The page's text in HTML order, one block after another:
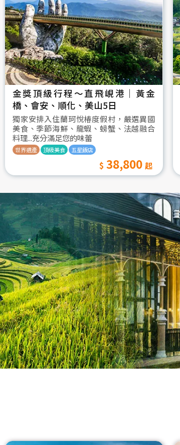
金獎頂級行程～直飛峴港｜黃金
橋、會安、順化、美山5日
獨家安排入住蘭珂悅椿度假村，嚴選異國
美食、季節海鮮、龍蝦、螃蟹、法越融合
料理...充分滿足您的味蕾
世界遺產 頂級美食 五星飯店
38,800